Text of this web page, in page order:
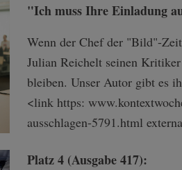
"Ich muss Ihre Einladung
Wenn der Chef der "Bild"-
Julian Reichelt seinen
bleiben. Unser Autor gibt es
<link https:
ausschlagen-57­91.html
Platz 4 (Ausgabe 417):